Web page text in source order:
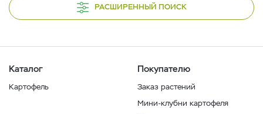
РАСШИРЕННЫЙ ПОИСК
Каталог
Картофель
Покупателю
Заказ растений
Мини-клубни картофеля